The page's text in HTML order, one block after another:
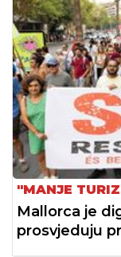
"MANJE
Mallorca je
prosvjeduju